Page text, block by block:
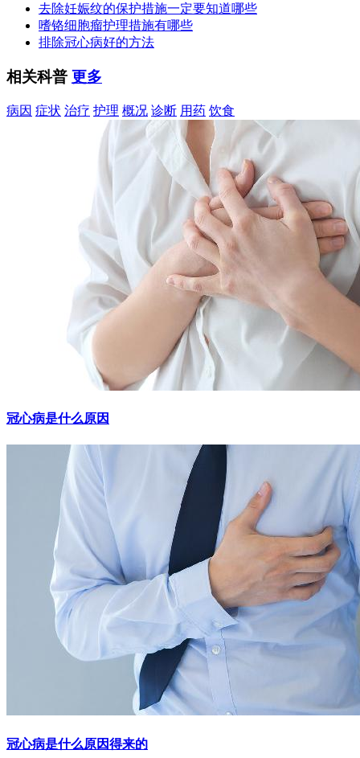
去除妊娠纹的保护措施一定要知道哪些
嗜铬细胞瘤护理措施有哪些
排除冠心病好的方法
相关科普 更多
病因 症状 治疗 护理 概况 诊断 用药 饮食
冠心病是什么原因
冠心病是什么原因得来的